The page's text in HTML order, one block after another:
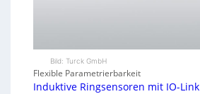
Bild: Turck GmbH
Flexible Parametrierbarkeit
Induktive Ringsensoren mit IO-Link